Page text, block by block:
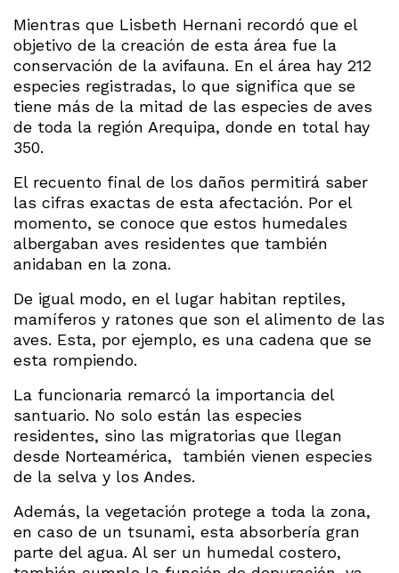
Mientras que Lisbeth Hernani recordó que el
objetivo de la creación de esta área fue la
conservación de la avifauna. En el área hay 212
especies registradas, lo que significa que se
tiene más de la mitad de las especies de aves
de toda la región Arequipa, donde en total hay
350.
El recuento final de los daños permitirá saber
las cifras exactas de esta afectación. Por el
momento, se conoce que estos humedales
albergaban aves residentes que también
anidaban en la zona.
De igual modo, en el lugar habitan reptiles,
mamíferos y ratones que son el alimento de las
aves. Esta, por ejemplo, es una cadena que se
esta rompiendo.
La funcionaria remarcó la importancia del
santuario. No solo están las especies
residentes, sino las migratorias que llegan
desde Norteamérica, también vienen especies
de la selva y los Andes.
Además, la vegetación protege a toda la zona,
en caso de un tsunami, esta absorbería gran
parte del agua. Al ser un humedal costero,